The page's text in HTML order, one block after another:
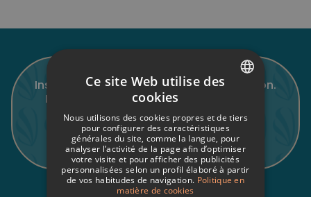
Inscrivez-vous à notre lettre d'information.
Découvrez toute l'actualité d'Universal.
S'inscrire
ITALIAN
FRENCH
GERMAN
Ce site Web utilise des
cookies
Nous utilisons des cookies propres et de tiers
pour configurer des caractéristiques
générales du site, comme la langue, pour
analyser l’activité de la page afin d’optimiser
votre visite et pour afficher des publicités
personnalisées selon un profil élaboré à partir
de vos habitudes de navigation. Politique en
matière de cookies